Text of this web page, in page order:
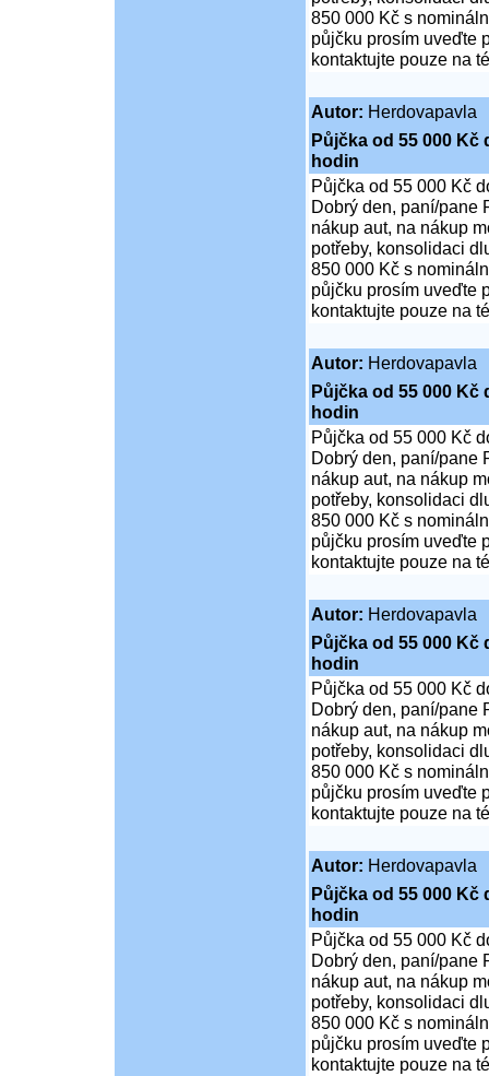
850 000 Kč s
půjčku prosím uveďte
kontaktujte pouze na
Autor: Herdovapavla
Půjčka od 55 000 Kč
hodin
Půjčka od 55 000 Kč
Dobrý den, paní/pane
nákup aut, na nákup
potřeby, konsolidaci
850 000 Kč s
půjčku prosím uveďte
kontaktujte pouze na
Autor: Herdovapavla
Půjčka od 55 000 Kč
hodin
Půjčka od 55 000 Kč
Dobrý den, paní/pane
nákup aut, na nákup
potřeby, konsolidaci
850 000 Kč s
půjčku prosím uveďte
kontaktujte pouze na
Autor: Herdovapavla
Půjčka od 55 000 Kč
hodin
Půjčka od 55 000 Kč
Dobrý den, paní/pane
nákup aut, na nákup
potřeby, konsolidaci
850 000 Kč s
půjčku prosím uveďte
kontaktujte pouze na
Autor: Herdovapavla
Půjčka od 55 000 Kč
hodin
Půjčka od 55 000 Kč
Dobrý den, paní/pane
nákup aut, na nákup
potřeby, konsolidaci
850 000 Kč s
půjčku prosím uveďte
kontaktujte pouze na